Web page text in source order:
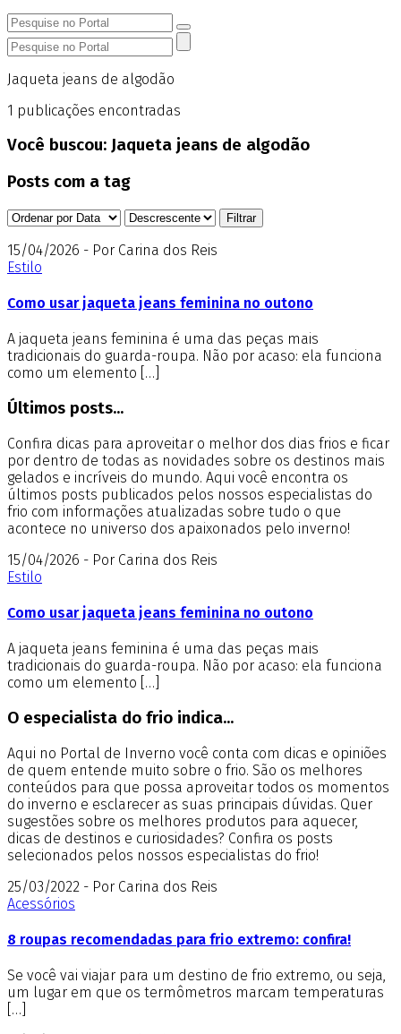
Jaqueta jeans de algodão
1 publicações encontradas
Você buscou: Jaqueta jeans de algodão
Posts com a tag
15/04/2026 - Por Carina dos Reis
Estilo
Como usar jaqueta jeans feminina no outono
A jaqueta jeans feminina é uma das peças mais
tradicionais do guarda-roupa. Não por acaso: ela funciona
como um elemento […]
Últimos posts...
Confira dicas para aproveitar o melhor dos dias frios e ficar
por dentro de todas as novidades sobre os destinos mais
gelados e incríveis do mundo. Aqui você encontra os
últimos posts publicados pelos nossos especialistas do
frio com informações atualizadas sobre tudo o que
acontece no universo dos apaixonados pelo inverno!
15/04/2026 - Por Carina dos Reis
Estilo
Como usar jaqueta jeans feminina no outono
A jaqueta jeans feminina é uma das peças mais
tradicionais do guarda-roupa. Não por acaso: ela funciona
como um elemento […]
O especialista do frio indica...
Aqui no Portal de Inverno você conta com dicas e opiniões
de quem entende muito sobre o frio. São os melhores
conteúdos para que possa aproveitar todos os momentos
do inverno e esclarecer as suas principais dúvidas. Quer
sugestões sobre os melhores produtos para aquecer,
dicas de destinos e curiosidades? Confira os posts
selecionados pelos nossos especialistas do frio!
25/03/2022 - Por Carina dos Reis
Acessórios
8 roupas recomendadas para frio extremo: confira!
Se você vai viajar para um destino de frio extremo, ou seja,
um lugar em que os termômetros marcam temperaturas
[…]